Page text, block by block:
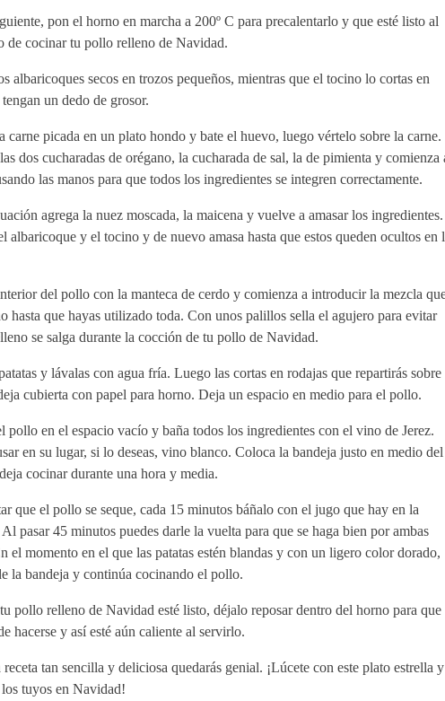
pon el horno en marcha a 200º C para precalentarlo y que esté listo al
de cocinar tu pollo relleno de Navidad.
albaricoques secos en trozos pequeños, mientras que el tocino lo cortas en
un dedo de grosor.
carne picada en un plato hondo y bate el huevo, luego vértelo sobre la carne.
dos cucharadas de orégano, la cucharada de sal, la de pimienta y comienza
las manos para que todos los ingredientes se integren correctamente.
agrega la nuez moscada, la maicena y vuelve a amasar los ingredientes.
albaricoque y el tocino y de nuevo amasa hasta que estos queden ocultos en
del pollo con la manteca de cerdo y comienza a introducir la mezcla
hasta que hayas utilizado toda. Con unos palillos sella el agujero para evitar
se salga durante la cocción de tu pollo de Navidad.
y lávalas con agua fría. Luego las cortas en rodajas que repartirás sobre
cubierta con papel para horno. Deja un espacio en medio para el pollo.
pollo en el espacio vacío y baña todos los ingredientes con el vino de Jerez.
en su lugar, si lo deseas, vino blanco. Coloca la bandeja justo en medio del
cocinar durante una hora y media.
que el pollo se seque, cada 15 minutos báñalo con el jugo que hay en la
pasar 45 minutos puedes darle la vuelta para que se haga bien por ambas
el momento en el que las patatas estén blandas y con un ligero color dorado,
la bandeja y continúa cocinando el pollo.
pollo relleno de Navidad esté listo, déjalo reposar dentro del horno para que
hacerse y así esté aún caliente al servirlo.
receta tan sencilla y deliciosa quedarás genial. ¡Lúcete con este plato estrella y
tuyos en Navidad!